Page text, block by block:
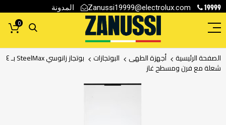
19999
Zanussi19999@electrolux.com المدونة
0
الصفحة الرئيسية أجهزة الطهى البوتجازات بوتجاز زانوسي SteelMax بـ ٤
شعلة مع فرن ومسطح غاز